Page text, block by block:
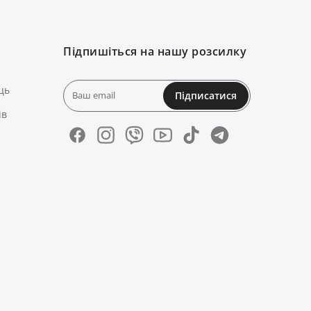
Підпишіться на нашу розсилку
Підписатися